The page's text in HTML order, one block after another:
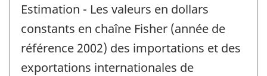
référence
de
-
Estimation - Les valeurs en dollars
constants en chaîne Fisher (année de
référence 2002) des importations et des
exportations internationales de